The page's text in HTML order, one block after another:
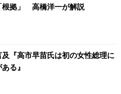
根拠」 高橋洋一が解説
『高市早苗氏は初の女性総理に
る』